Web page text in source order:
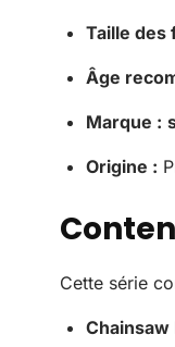
Taille des
Âge
Marque :
Origine :
Cette série
Chainsaw